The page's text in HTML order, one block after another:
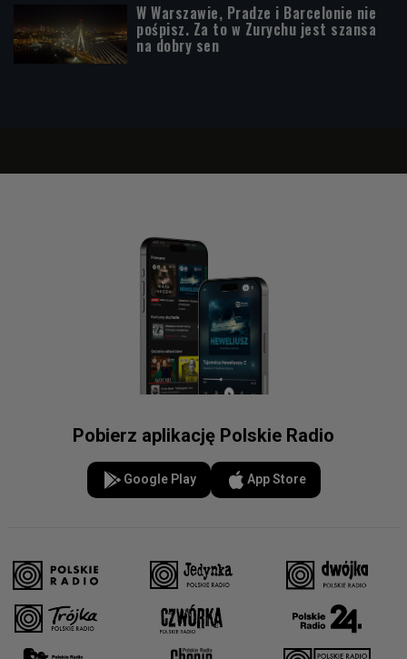
W Warszawie, Pradze i Barcelonie nie
pośpisz. Za to w Zurychu jest szansa
na dobry sen
Pobierz aplikację Polskie Radio
Google Play App Store